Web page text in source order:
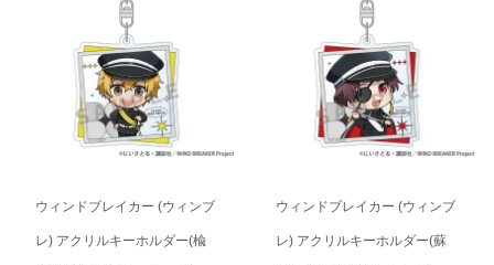
ウィンドブレイカー (ウィンブ
レ) アクリルキーホルダー(楡
ウィンドブレイカー (ウィンブ
レ) アクリルキーホルダー(蘇